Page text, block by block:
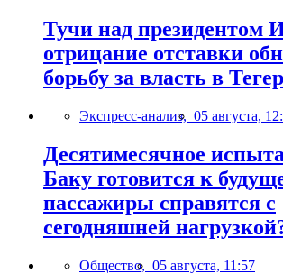
Тучи над президентом
отрицание отставки
борьбу за власть в
Экспресс-анализ, 05 августа,
Десятимесячное
Баку готовится к
пассажиры справятся с
сегодняшней
Общество, 05 августа, 11:57